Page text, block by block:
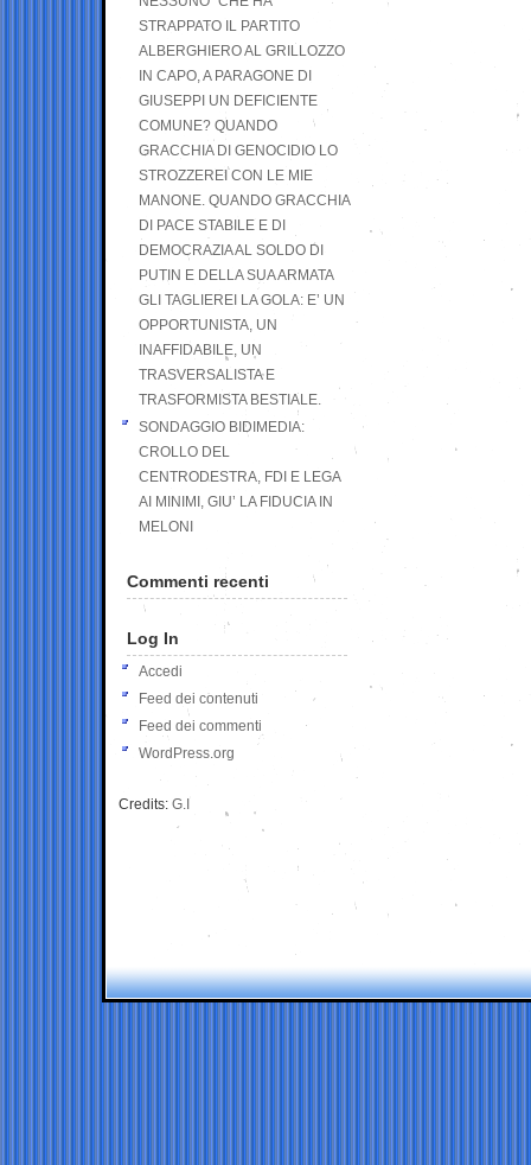
STRAPPATO IL PARTITO
ALBERGHIERO AL GRILLOZZO
IN CAPO, A PARAGONE DI
GIUSEPPI UN DEFICIENTE
COMUNE? QUANDO
GRACCHIA DI GENOCIDIO LO
STROZZEREI CON LE MIE
MANONE. QUANDO GRACCHIA
DI PACE STABILE E DI
DEMOCRAZIA AL SOLDO DI
PUTIN E DELLA SUA ARMATA
GLI TAGLIEREI LA GOLA: E’ UN
OPPORTUNISTA, UN
INAFFIDABILE, UN
TRASVERSALISTA E
TRASFORMISTA BESTIALE.
SONDAGGIO BIDIMEDIA:
CROLLO DEL
CENTRODESTRA, FDI E LEGA
AI MINIMI, GIU’ LA FIDUCIA IN
MELONI
Commenti recenti
Log In
Accedi
Feed dei contenuti
Feed dei commenti
WordPress.org
Credits: G.I